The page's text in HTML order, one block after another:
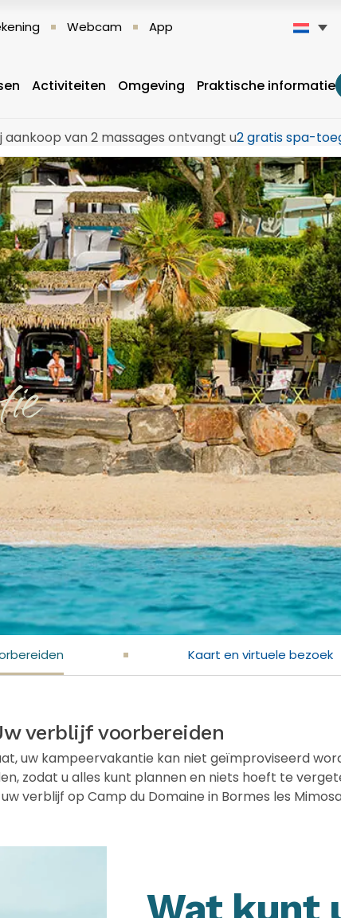
Webcam App
Activiteiten Omgeving Praktische informatie
aankoop van 2 massages ontvangt u2 gratis spa-
Kaart en virtuele bezoek
verblijf voorbereiden
uw kampeervakantie kan niet geïmproviseerd
zodat u alles kunt plannen en niets hoeft te
verblijf op Camp du Domaine in Bormes les
Wat kunt